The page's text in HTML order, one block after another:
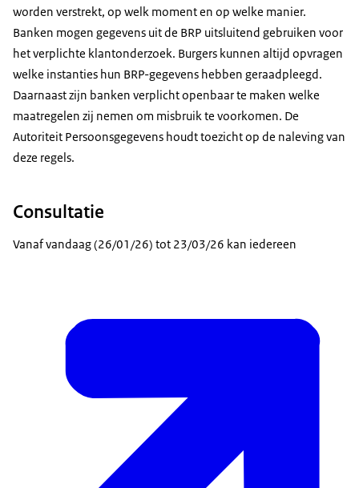
worden verstrekt, op welk moment en op welke manier.
Banken mogen gegevens uit de BRP uitsluitend gebruiken voor
het verplichte klantonderzoek. Burgers kunnen altijd opvragen
welke instanties hun BRP-gegevens hebben geraadpleegd.
Daarnaast zijn banken verplicht openbaar te maken welke
maatregelen zij nemen om misbruik te voorkomen. De
Autoriteit Persoonsgegevens houdt toezicht op de naleving van
deze regels.
Consultatie
Vanaf vandaag (26/01/26) tot 23/03/26 kan iedereen